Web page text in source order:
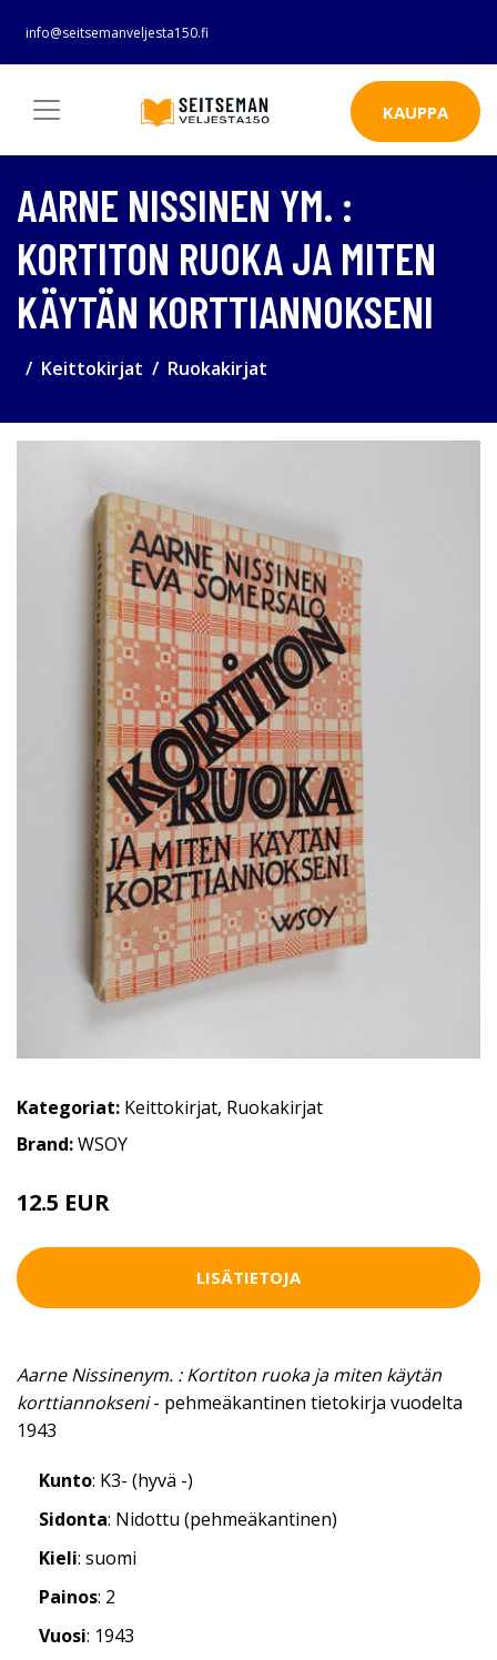
info@seitsemanveljesta150.fi
KAUPPA
AARNE NISSINEN YM. :
KORTITON RUOKA JA MITEN
KÄYTÄN KORTTIANNOKSENI
Keittokirjat Ruokakirjat
Kategoriat: Keittokirjat, Ruokakirjat
Brand:WSOY
12.5 EUR
LISÄTIETOJA
Aarne Nissinenym. : Kortiton ruoka ja miten käytän
korttiannokseni- pehmeäkantinen tietokirja vuodelta
1943
Kunto: K3- (hyvä -)
Sidonta: Nidottu (pehmeäkantinen)
Kieli: suomi
Painos: 2
Vuosi: 1943